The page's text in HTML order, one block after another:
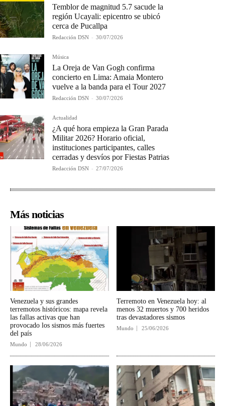
Temblor de magnitud 5.7 sacude la
región Ucayali: epicentro se ubicó
cerca de Pucallpa
Redacción DSN - 30/07/2026
Música
La Oreja de Van Gogh confirma
concierto en Lima: Amaia Montero
vuelve a la banda para el Tour 2027
Redacción DSN - 30/07/2026
Actualidad
¿A qué hora empieza la Gran Parada
Militar 2026? Horario oficial,
instituciones participantes, calles
cerradas y desvíos por Fiestas Patrias
Redacción DSN - 27/07/2026
Más noticias
Venezuela y sus grandes
terremotos históricos: mapa revela
las fallas activas que han
provocado los sismos más fuertes
del país
Mundo 28/06/2026
Terremoto en Venezuela hoy: al
menos 32 muertos y 700 heridos
tras devastadores sismos
Mundo 25/06/2026